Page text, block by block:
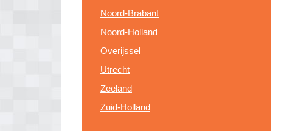
Noord-Brabant
Noord-Holland
Overijssel
Utrecht
Zeeland
Zuid-Holland